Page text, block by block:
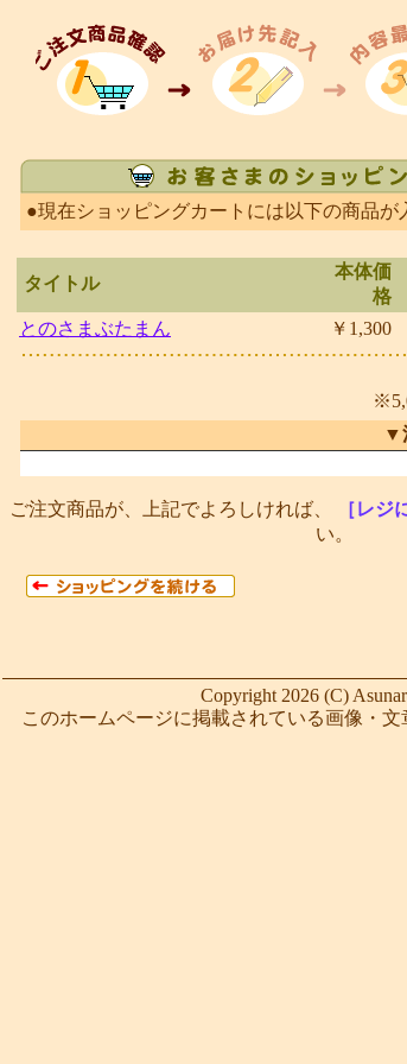
●現在ショッピングカートには以下の商品が
タイトル
本体価
格
とのさまぶたまん ￥1,300
▼
ご注文商品が、上記でよろしければ、 ［レジ
い。
Copyright 2026 (C)
このホームページに掲載されている画像・文